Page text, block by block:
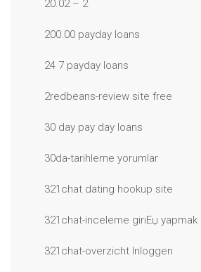
20.02 – 2
200.00 payday loans
24 7 payday loans
2redbeans-review site free
30 day pay day loans
30da-tarihleme yorumlar
321chat dating hookup site
321chat-inceleme giriЕџ yapmak
321chat-overzicht Inloggen